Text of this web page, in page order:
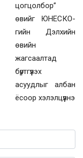
цогцолбор”
өвийг ЮНЕСКО-
гийн Дэлхийн
өвийн
жагсаалтад
бүртгүүлэх
асуудлыг албан
ёсоор хэлэлцүүлнэ